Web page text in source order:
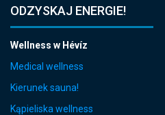
ODZYSKAJ ENERGIE!
Wellness w Hévíz
Medical wellness
Kierunek sauna!
Kąpieliska wellness